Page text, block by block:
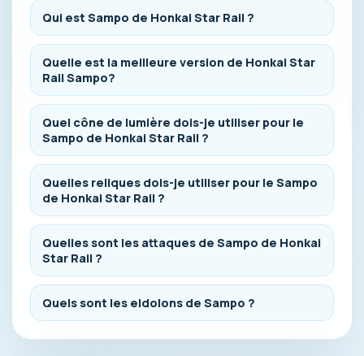
Qui est Sampo de Honkai Star Rail ?
Quelle est la meilleure version de Honkai Star
Rail Sampo?
Quel cône de lumière dois-je utiliser pour le
Sampo de Honkai Star Rail ?
Quelles reliques dois-je utiliser pour le Sampo
de Honkai Star Rail ?
Quelles sont les attaques de Sampo de Honkai
Star Rail ?
Quels sont les eidolons de Sampo ?